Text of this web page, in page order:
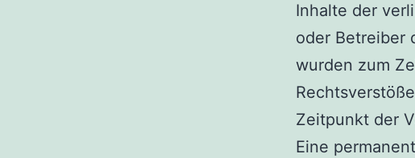
Inhalte der
oder Betreiber
wurden zum
Zeitpunkt der
Eine